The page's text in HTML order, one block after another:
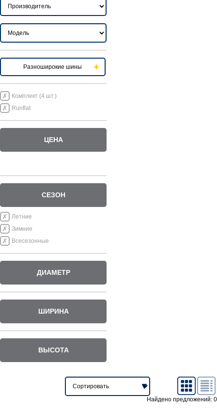
Разноширокие шины
Комплект (4 шт.)
Runflat
ЦЕНА
СЕЗОН
Летние
Зимние
Всесезонные
ДИАМЕТР
ШИРИНА
ВЫСОТА
Найдено предложений: 0